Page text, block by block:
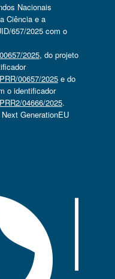
Nacionais
Ciência e a
657/2025 com o
2025, do projeto
00657/2025e do
o identificador
04666/2025.
GenerationEU